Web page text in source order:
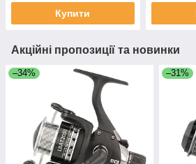
Купити
Акційні пропозиції та новинки
–34% –31%